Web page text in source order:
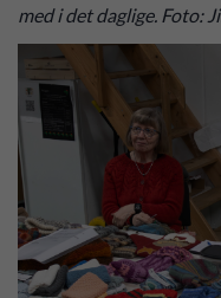
med i det daglige. Foto: